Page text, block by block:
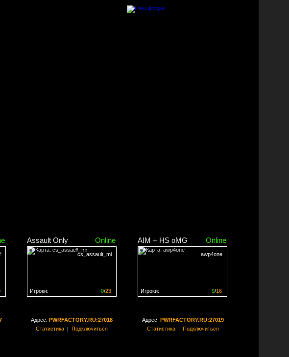
Assault Only Online
cs_assault_mi
0/23
Игроки:
AIM + HS oMG Online
awp4one
9/16
Игроки:
Адрес: PWRFACTORY.RU:27018
Статистика| Подключиться
Адрес: PWRFACTORY.RU:27019
Статистика| Подключиться